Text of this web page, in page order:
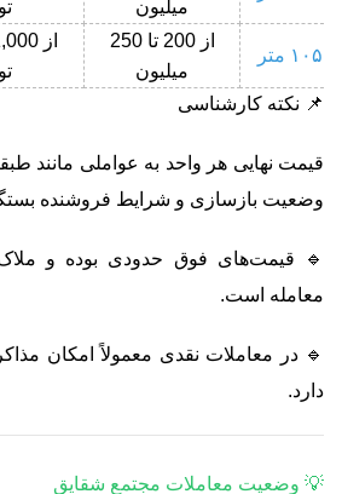
میلیون
۱۰۵ متر
از 200 تا 250
میلیون
📌 نکته کارشناسی
قیمت نهایی هر واحد به عواملی مانند
وضعیت بازسازی و شرایط فروشنده
🔹 قیمت‌های فوق حدودی بوده و ملاک
معامله است.
🔹 در معاملات نقدی معمولاً امکان
دارد.
💡 وضعیت معاملات مجتمع شقایق